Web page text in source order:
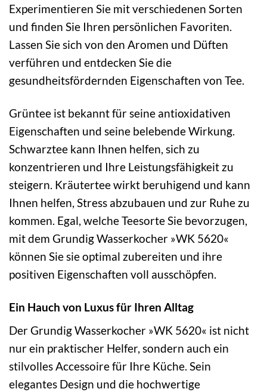
Experimentieren Sie mit verschiedenen Sorten
und finden Sie Ihren persönlichen Favoriten.
Lassen Sie sich von den Aromen und Düften
verführen und entdecken Sie die
gesundheitsfördernden Eigenschaften von Tee.
Grüntee ist bekannt für seine antioxidativen
Eigenschaften und seine belebende Wirkung.
Schwarztee kann Ihnen helfen, sich zu
konzentrieren und Ihre Leistungsfähigkeit zu
steigern. Kräutertee wirkt beruhigend und kann
Ihnen helfen, Stress abzubauen und zur Ruhe zu
kommen. Egal, welche Teesorte Sie bevorzugen,
mit dem Grundig Wasserkocher »WK 5620«
können Sie sie optimal zubereiten und ihre
positiven Eigenschaften voll ausschöpfen.
Ein Hauch von Luxus für Ihren Alltag
Der Grundig Wasserkocher »WK 5620« ist nicht
nur ein praktischer Helfer, sondern auch ein
stilvolles Accessoire für Ihre Küche. Sein
elegantes Design und die hochwertige